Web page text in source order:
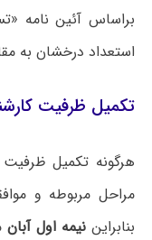
براساس آئین نامه
استعداد درخشان به
تکمیل ظرفیت
هرگونه تکمیل
مراحل مربوطه و
بنابرایننیمه اول آبان